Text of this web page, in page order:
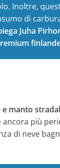
Inoltre,
di
Juha
manto
più
di neve